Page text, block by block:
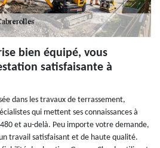
bien équipé, vous
satisfaisante à
dans les travaux de terrassement,
qui mettent ses connaissances à
et au-delà. Peu importe votre demande,
travail satisfaisant et de haute qualité.